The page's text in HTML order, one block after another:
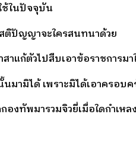
ช้ในปัจจุบัน
ติปัญญาจะใครสนทนาด้วย
าแก้ตัวไปสืบเอาข้อราชการมา
มามิได้ เพราะมิได้เอาครอบค
งทัพมารวมจิวยี่เมื่อใดกำเหล